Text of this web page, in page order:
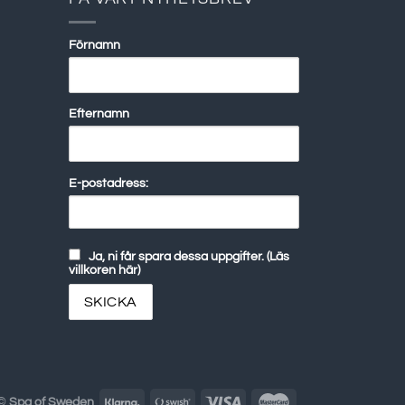
Förnamn
Efternamn
E-postadress:
Ja, ni får spara dessa uppgifter. (Läs
villkoren här)
Spa of Sweden